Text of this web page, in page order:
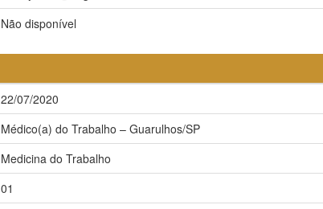
Não disponível
22/07/2020
Médico(a) do Trabalho – Guarulhos/SP
Medicina do Trabalho
01